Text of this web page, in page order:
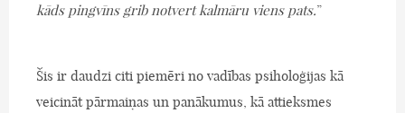
kāds pingvīns grib notvert kalmāru viens pats.”
Šis ir daudzi citi piemēri no vadības psiholoģijas kā
veicināt pārmaiņas un panākumus, kā attieksmes